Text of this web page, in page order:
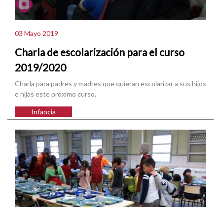
03 Mayo 2019
Charla de escolarización para el curso
2019/2020
Charla para padres y madres que quieran escolarizar a sus hijos
e hijas este próximo curso.
Infancia